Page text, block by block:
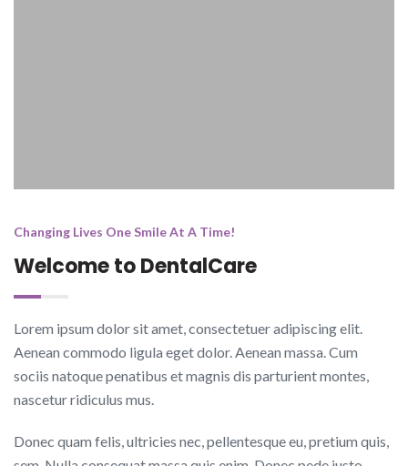
Changing Lives One Smile At A Time!
Welcome to DentalCare
Lorem ipsum dolor sit amet, consectetuer adipiscing elit.
Aenean commodo ligula eget dolor. Aenean massa. Cum
sociis natoque penatibus et magnis dis parturient montes,
nascetur ridiculus mus.
Donec quam felis, ultricies nec, pellentesque eu, pretium quis,